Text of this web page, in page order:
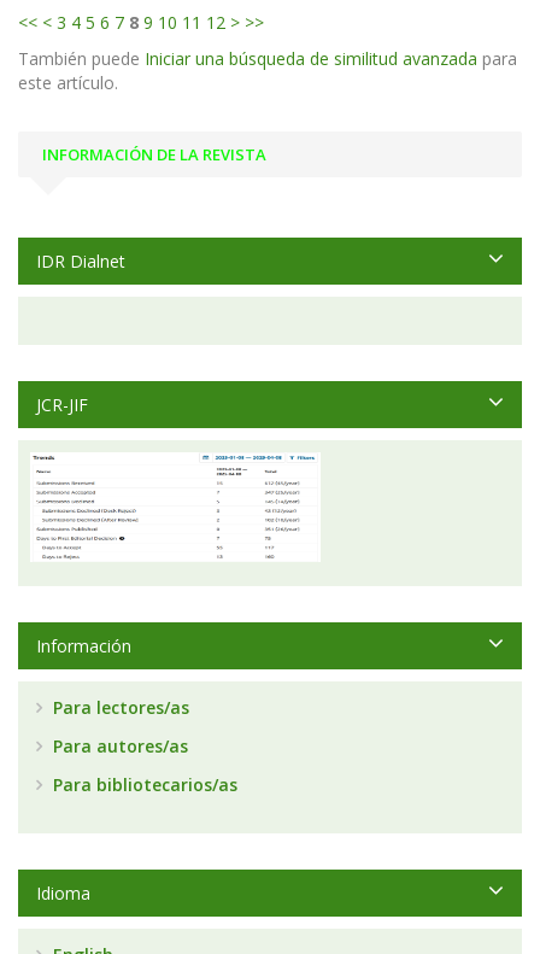
<< < 3 4 5 6 7 8 9 10 11 12 > >>
También puede Iniciar una búsqueda de similitud avanzada para
este artículo.
INFORMACIÓN DE LA REVISTA
IDR Dialnet
JCR-JIF
Información
Para lectores/as
Para autores/as
Para bibliotecarios/as
Idioma